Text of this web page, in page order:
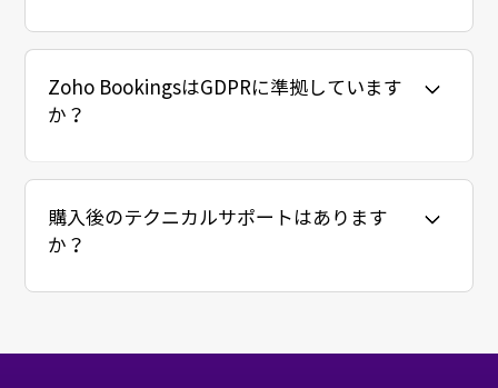
Zoho BookingsはGDPRに準拠しています
か？
購入後のテクニカルサポートはあります
か？